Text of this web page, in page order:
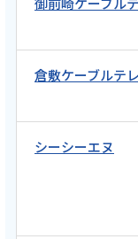
倉敷ケーブルテ
シーシーエヌ